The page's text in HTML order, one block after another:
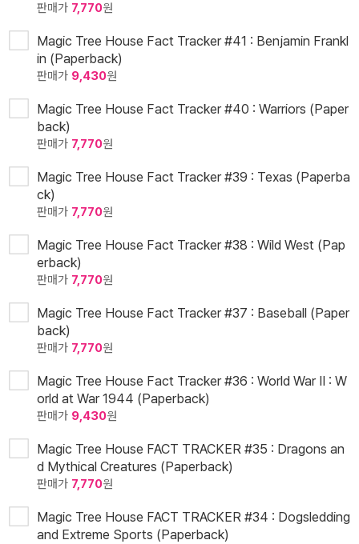
판매가 7,770원
Magic Tree House Fact Tracker #41 : Benjamin Frankl
in (Paperback)
판매가 9,430원
Magic Tree House Fact Tracker #40 : Warriors (Paper
back)
판매가 7,770원
Magic Tree House Fact Tracker #39 : Texas (Paperba
ck)
판매가 7,770원
Magic Tree House Fact Tracker #38 : Wild West (Pap
erback)
판매가 7,770원
Magic Tree House Fact Tracker #37 : Baseball (Paper
back)
판매가 7,770원
Magic Tree House Fact Tracker #36 : World War II : W
orld at War 1944 (Paperback)
판매가 9,430원
Magic Tree House FACT TRACKER #35 : Dragons an
d Mythical Creatures (Paperback)
판매가 7,770원
Magic Tree House FACT TRACKER #34 : Dogsledding
and Extreme Sports (Paperback)